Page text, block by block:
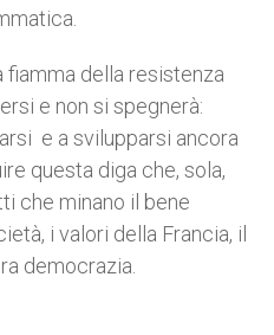
fiamma della resistenza
e non si spegnerà:
e a svilupparsi ancora
questa diga che, sola,
che minano il bene
i valori della Francia, il
democrazia.